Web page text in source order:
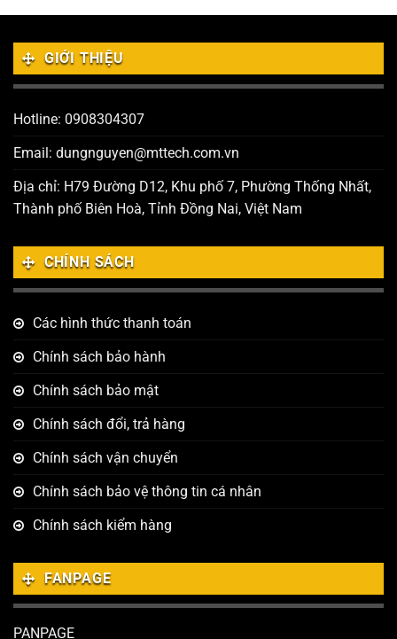
GIỚI THIỆU
Hotline: 0908304307
Email: dungnguyen@mttech.com.vn
Địa chỉ: H79 Đường D12, Khu phố 7, Phường Thống Nhất,
Thành phố Biên Hoà, Tỉnh Đồng Nai, Việt Nam
CHÍNH SÁCH
Các hình thức thanh toán
Chính sách bảo hành
Chính sách bảo mật
Chính sách đổi, trả hàng
Chính sách vận chuyển
Chính sách bảo vệ thông tin cá nhân
Chính sách kiểm hàng
FANPAGE
PANPAGE